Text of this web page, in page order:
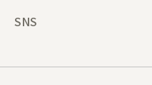
SNS